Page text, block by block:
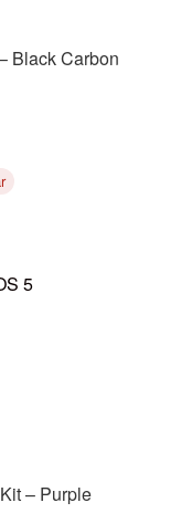
Black Carbon
– Purple